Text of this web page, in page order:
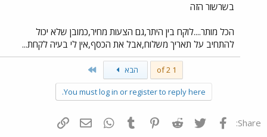
בשרשור הזה
הכל מותר....לוקח בין היתר,גם הצעות מחיר,כמובן שלא יכול
להתחיב על תאריך משלוח,אבל את הכסף,אין לי בעיה לקחת...
1 of 2 הבא
You must log in or register to reply here.
Share: פייסבוק Twitter
Reddit
Pinterest
Tumblr
WhatsAppדואר אלקטרוני